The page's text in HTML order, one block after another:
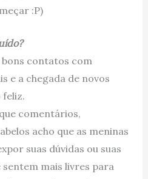
:P)
bons contatos com
e a chegada de novos
feliz.
comentários,
acho que as meninas
suas dúvidas ou suas
mais livres para